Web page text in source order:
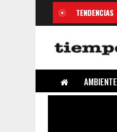
TENDENCIAS
AMBIENTE